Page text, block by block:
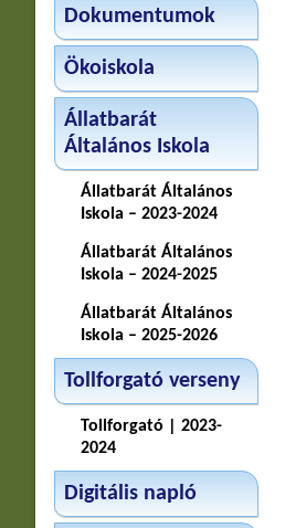
Dokumentumok
Ökoiskola
Állatbarát
Általános Iskola
Állatbarát Általános
Iskola – 2023-2024
Állatbarát Általános
Iskola – 2024-2025
Állatbarát Általános
Iskola – 2025-2026
Tollforgató verseny
Tollforgató | 2023-
2024
Digitális napló